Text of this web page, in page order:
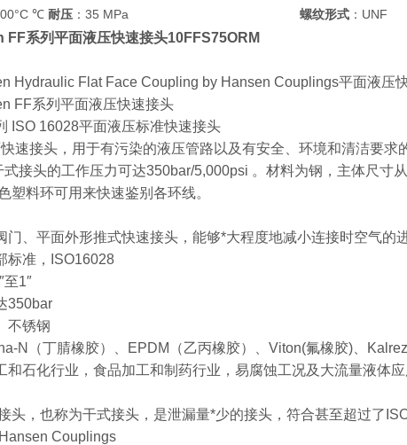
℃ 耐压 ：35 MPa 螺纹形式 ：UNF
FF系列平面液压快速接头10FFS75ORM
Hydraulic Flat Face Coupling by Hansen Couplings平面液压
FF系列平面液压快速接头
ISO 16028平面液压标准快速接头
速接头，用于有污染的液压管路以及有安全、环境和清洁要
接头的工作压力可达350bar/5,000psi 。材料为钢，主体尺寸
塑料环可用来快速鉴别各环线。
门、平面外形推式快速接头，能够*大程度地减小连接时空气的
标准，ISO16028
至1″
350bar
不锈钢
N（丁腈橡胶）、EPDM（乙丙橡胶）、Viton(氟橡胶)、Kalrez
和石化行业，食品加工和制药行业，易腐蚀工况及大流量液体应
头，也称为干式接头，是泄漏量*少的接头，符合甚至超过了
Couplings